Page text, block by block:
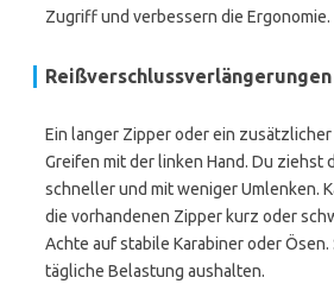
Zugriff und verbessern die Ergonomie.
Reißverschlussverlängerungen
Ein langer Zipper oder ein
Greifen mit der linken Hand. Du ziehst
schneller und mit weniger Umlenken.
die vorhandenen Zipper kurz oder
Achte auf stabile Karabiner oder Ösen.
tägliche Belastung aushalten.